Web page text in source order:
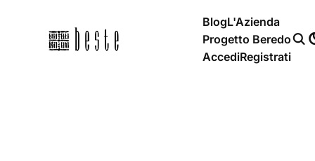
BlogL'Azienda
Progetto Beredo
AccediRegistrati